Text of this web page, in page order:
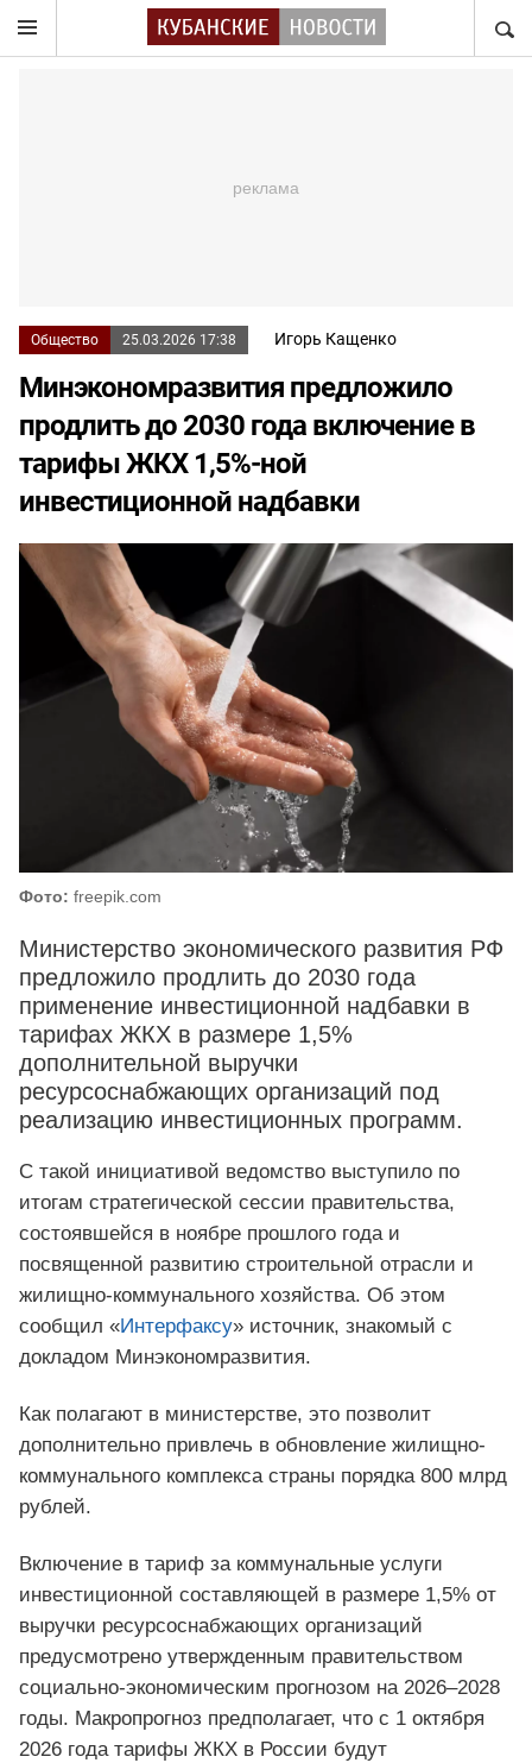
Общество 25.03.2026 17:38 Игорь Кащенко
Минэкономразвития предложило
продлить до 2030 года включение в
тарифы ЖКХ 1,5%-ной
инвестиционной надбавки
Фото: freepik.com
Министерство экономического развития РФ
предложило продлить до 2030 года
применение инвестиционной надбавки в
тарифах ЖКХ в размере 1,5%
дополнительной выручки
ресурсоснабжающих организаций под
реализацию инвестиционных программ.
С такой инициативой ведомство выступило по
итогам стратегической сессии правительства,
состоявшейся в ноябре прошлого года и
посвященной развитию строительной отрасли и
жилищно-коммунального хозяйства. Об этом
сообщил «Интерфаксу» источник, знакомый с
докладом Минэкономразвития.
Как полагают в министерстве, это позволит
дополнительно привлечь в обновление жилищно-
коммунального комплекса страны порядка 800 млрд
рублей.
Включение в тариф за коммунальные услуги
инвестиционной составляющей в размере 1,5% от
выручки ресурсоснабжающих организаций
предусмотрено утвержденным правительством
социально-экономическим прогнозом на 2026–2028
годы. Макропрогноз предполагает, что с 1 октября
2026 года тарифы ЖКХ в России будут